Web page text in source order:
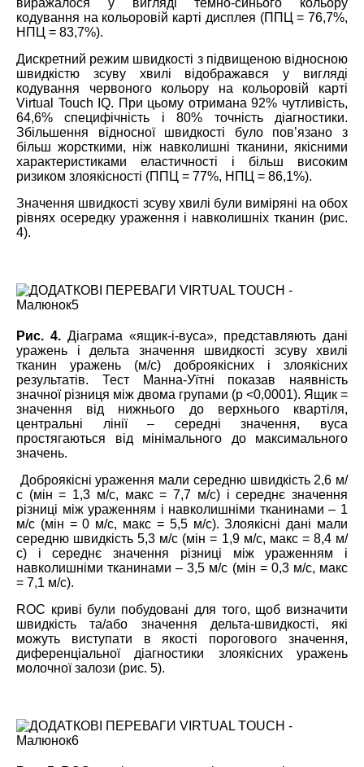
кодування на кольоровій карті дисплея (ППЦ = 76,7%,
НПЦ = 83,7%).
Дискретний режим швидкості з підвищеною відносною
швидкістю зсуву хвилі відображався у вигляді
кодування червоного кольору на кольоровій карті
Virtual Touch IQ. При цьому отримана 92% чутливість,
64,6% специфічність і 80% точність діагностики.
Збільшення відносної швидкості було пов’язано з
більш жорсткими, ніж навколишні тканини, якісними
характеристиками еластичності і більш високим
ризиком злоякісності (ППЦ = 77%, НПЦ = 86,1%).
Значення швидкості зсуву хвилі були виміряні на обох
рівнях осередку ураження і навколишніх тканин (рис.
4).
Рис. 4. Діаграма «ящик-і-вуса», представляють дані
уражень і дельта значення швидкості зсуву хвилі
тканин уражень (м/с) доброякісних і злоякісних
результатів. Тест Манна-Уїтні показав наявність
значної різниця між двома групами (р <0,0001). Ящик =
значення від нижнього до верхнього квартіля,
центральні лінії – середні значення, вуса
простягаються від мінімального до максимального
значень.
Доброякісні ураження мали середню швидкість 2,6 м/
с (мін = 1,3 м/с, макс = 7,7 м/с) і середнє значення
різниці між ураженням і навколишніми тканинами – 1
м/с (мін = 0 м/с, макс = 5,5 м/с). Злоякісні дані мали
середню швидкість 5,3 м/с (мін = 1,9 м/с, макс = 8,4 м/
с) і середнє значення різниці між ураженням і
навколишніми тканинами – 3,5 м/с (мін = 0,3 м/с, макс
= 7,1 м/с).
ROC криві були побудовані для того, щоб визначити
швидкість та/або значення дельта-швидкості, які
можуть виступати в якості порогового значення,
диференціальної діагностики злоякісних уражень
молочної залози (рис. 5).